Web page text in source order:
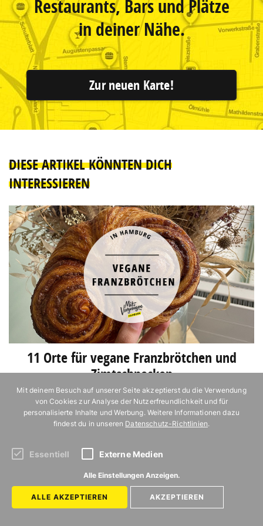
Restaurants, Bars und Plätze
in deiner Nähe.
Zur neuen Karte!
DIESE ARTIKEL KÖNNTEN DICH
INTERESSIEREN
11 Orte für vegane Franzbrötchen und
Zimtschnecken
Die 21 Lieblingscafés der Mit Vergnügen
11 Restaurants am
Mit deinem Besuch auf unserer Seite akzeptierst du die Verwendung
von Cookies zur Analyse der Nutzerfreundlichkeit und für
personalisierte Inhalte und Werbung. Weitere Informationen dazu
findest du in unseren Datenschutz-Richtlinien.
Essentiell Externe Medien
Alle Einstellungen Anzeigen.
ALLE AKZEPTIEREN AKZEPTIEREN